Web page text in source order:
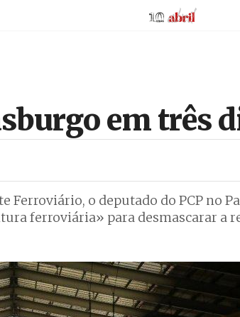
AbrilAbril
em três
Ferroviário, o deputado do PCP no
ferroviária» para desmascarar a